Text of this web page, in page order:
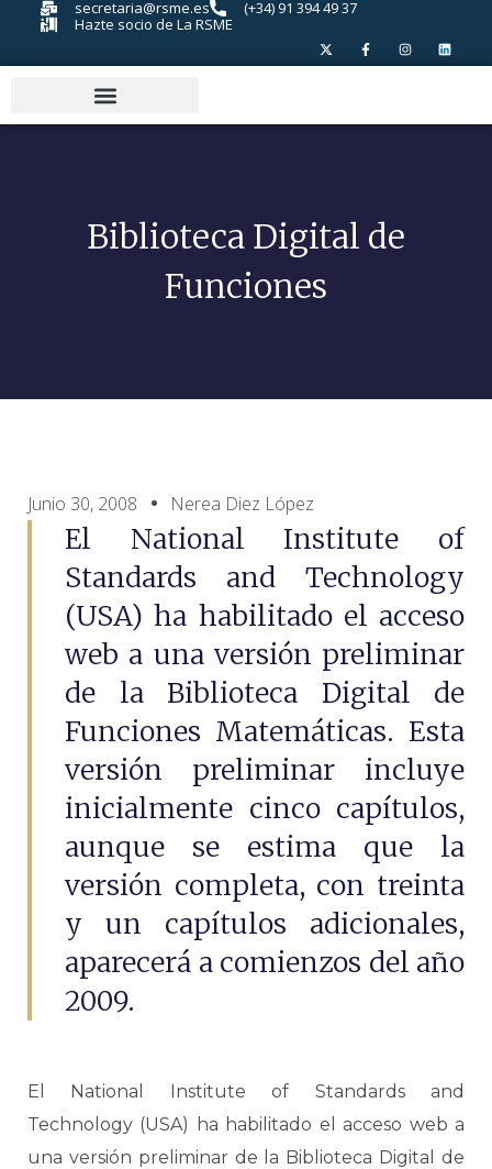
secretaria@rsme.es
(+34) 91 394 49 37
Hazte socio de La RSME
Biblioteca Digital de
Funciones
Junio 30, 2008 Nerea Diez López
El National Institute of
Standards and Technology
(USA) ha habilitado el acceso
web a una versión preliminar
de la Biblioteca Digital de
Funciones Matemáticas. Esta
versión preliminar incluye
inicialmente cinco capítulos,
aunque se estima que la
versión completa, con treinta
y un capítulos adicionales,
aparecerá a comienzos del año
2009.
El National Institute of Standards and
Technology (USA) ha habilitado el acceso web a
una versión preliminar de la Biblioteca Digital de